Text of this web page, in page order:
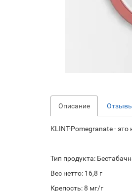
Описание
KLINT-Pomegranate -
Тип продукта:
Вес нетто: 16,8 г
Крепость: 8 мг/г